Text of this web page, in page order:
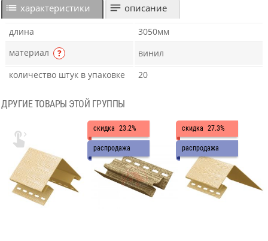
характеристики описание
длина
3050мм
материал
?
винил
количество штук в упаковке
20
ДРУГИЕ ТОВАРЫ ЭТОЙ ГРУППЫ
скидка 23.2%
распродажа
скидка 27.3%
распродажа
